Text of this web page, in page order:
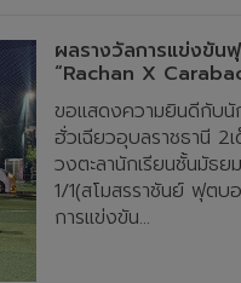
ผลรางวัลการแข่งขัน
“Rachan X
ขอแสดงความยินดีกับนั
ฮั่วเฉียวอุบลราชธานี 2
วงตะลานักเรียนชั้นมัธ
1/1(สโมสรราชันย์ ฟุตบ
การแข่งขัน...